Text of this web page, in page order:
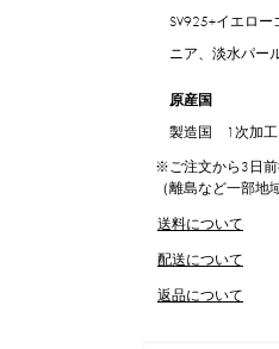
SV925+イエロ
ニア、淡水パー
原産国
製造国 1次加
※ご注文から3日前
（離島など一部地
送料について
配送について
返品について